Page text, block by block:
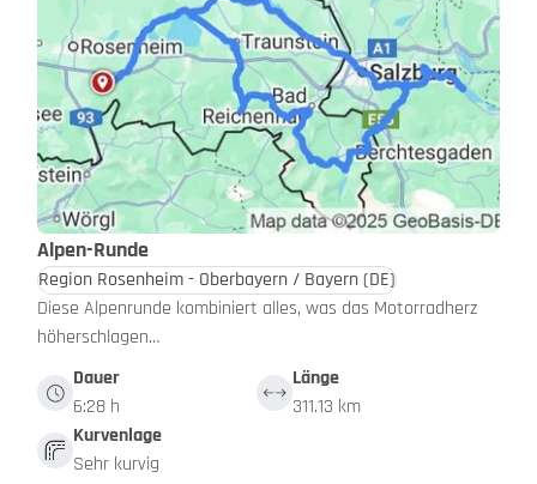
Alpen-Runde
Region Rosenheim - Oberbayern / Bayern(DE)
Diese Alpenrunde kombiniert alles, was das Motorradherz
höherschlagen…
Dauer
6:28 h
Länge
311.13 km
Kurvenlage
Sehr kurvig